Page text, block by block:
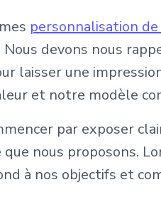
personnalisation
devons nous
laisser une
et notre modèle
par exposer
que nous proposons.
à nos objectifs et